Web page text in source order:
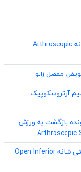
پروتکل فیزیوتراپی در جراحی ناپایداری شانه Arthroscopic
مفصل زانو
آرتروسکوپیک
بازگشت به ورزش
پروتکل درمان جراحی باز ناپایداری چند جهتی شانه Open Inferior